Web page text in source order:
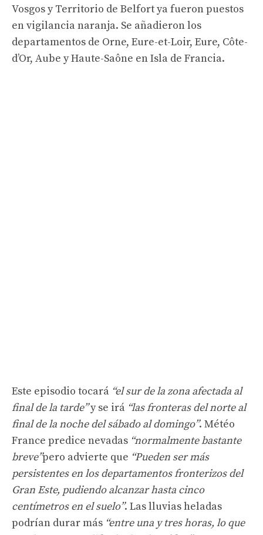
Vosgos y Territorio de Belfort ya fueron puestos
en vigilancia naranja. Se añadieron los
departamentos de Orne, Eure-et-Loir, Eure, Côte-
d’Or, Aube y Haute-Saône en Isla de Francia.
Este episodio tocará “el sur de la zona afectada al
final de la tarde”y se irá “las fronteras del norte al
final de la noche del sábado al domingo”. Météo
France predice nevadas “normalmente bastante
breve”pero advierte que “Pueden ser más
persistentes en los departamentos fronterizos del
Gran Este, pudiendo alcanzar hasta cinco
centímetros en el suelo”. Las lluvias heladas
podrían durar más “entre una y tres horas, lo que